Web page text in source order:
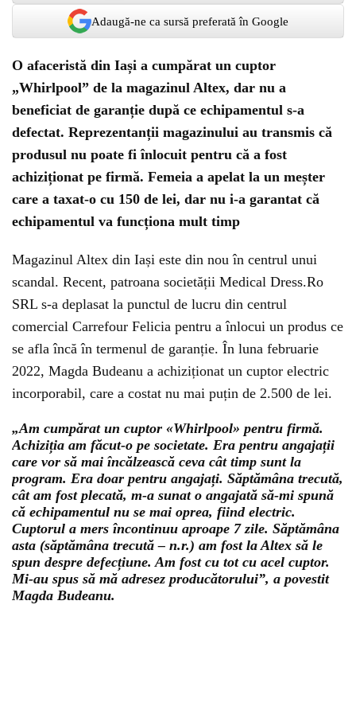
Adaugă-ne ca sursă preferată în Google
O afaceristă din Iași a cumpărat un cuptor
„Whirlpool” de la magazinul Altex, dar nu a
beneficiat de garanție după ce echipamentul s-a
defectat. Reprezentanții magazinului au transmis că
produsul nu poate fi înlocuit pentru că a fost
achiziționat pe firmă. Femeia a apelat la un meșter
care a taxat-o cu 150 de lei, dar nu i-a garantat că
echipamentul va funcționa mult timp
Magazinul Altex din Iași este din nou în centrul unui
scandal. Recent, patroana societății Medical Dress.Ro
SRL s-a deplasat la punctul de lucru din centrul
comercial Carrefour Felicia pentru a înlocui un produs ce
se afla încă în termenul de garanție. În luna februarie
2022, Magda Budeanu a achiziționat un cuptor electric
incorporabil, care a costat nu mai puțin de 2.500 de lei.
„Am cumpărat un cuptor «Whirlpool» pentru firmă.
Achiziția am făcut-o pe societate. Era pentru angajații
care vor să mai încălzească ceva cât timp sunt la
program. Era doar pentru angajați. Săptămâna trecută,
cât am fost plecată, m-a sunat o angajată să-mi spună
că echipamentul nu se mai oprea, fiind electric.
Cuptorul a mers încontinuu aproape 7 zile. Săptămâna
asta (săptămâna trecută – n.r.) am fost la Altex să le
spun despre defecțiune. Am fost cu tot cu acel cuptor.
Mi-au spus să mă adresez producătorului”, a povestit
Magda Budeanu.